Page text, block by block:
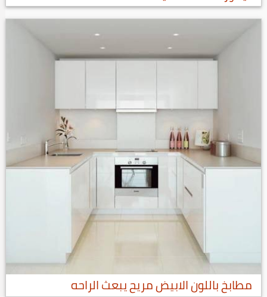
مطابخ باللون الابيض مريح يبعث الراحه